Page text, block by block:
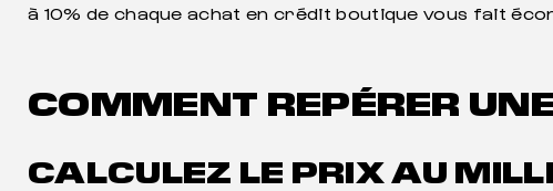
à 10% de chaque achat en crédit boutique vous fait
COMMENT REPÉRER
CALCULEZ LE PRIX AU